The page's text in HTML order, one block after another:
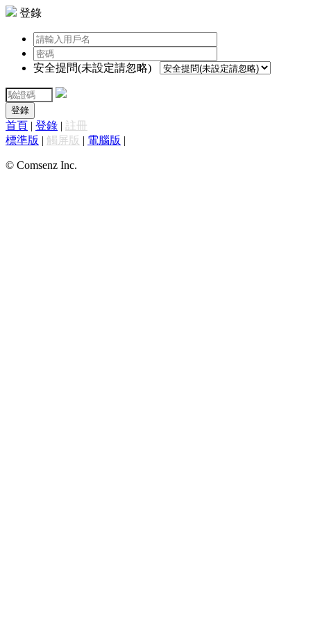
登錄
安全提問(未設定請忽略)
登錄
首頁 | 登錄 | 註冊
標準版 | 觸屏版 | 電腦版 |
© Comsenz Inc.